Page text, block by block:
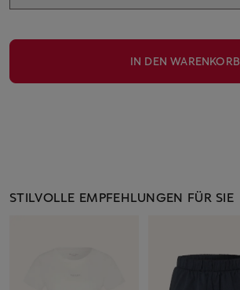
IN DEN WARENKORB
STILVOLLE EMPFEHLUNGEN FÜR SIE